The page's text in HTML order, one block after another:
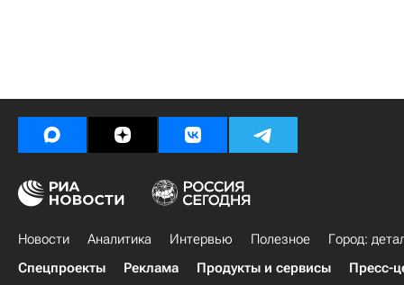
Новости Аналитика Интервью Полезное
Город:
Спецпроекты
Реклама Продукты и сервисы Пресс-